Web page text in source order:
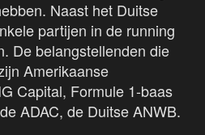
Naast het Duitse
partijen in de running
De belangstellenden die
Amerikaanse
Capital, Formule 1-baas
ADAC, de Duitse ANWB.